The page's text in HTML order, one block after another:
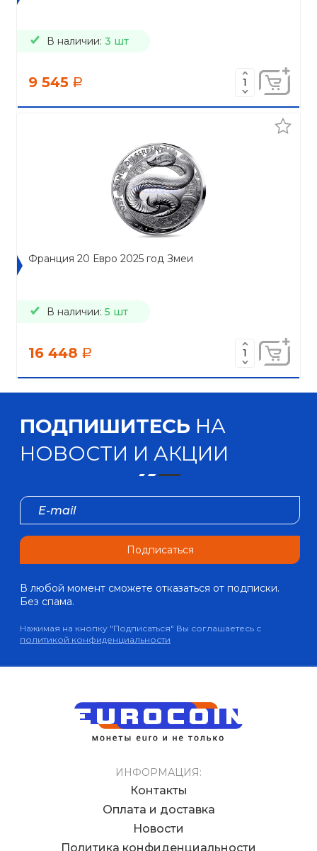
В наличии: 3 шт
9 545 a
Франция 20 Евро 2025 год Змеи
В наличии: 5 шт
16 448 a
ПОДПИШИТЕСЬ НА
НОВОСТИ И АКЦИИ
Подписаться
В любой момент сможете отказаться от подписки.
Без спама.
Нажимая на кнопку "Подписаться" Вы соглашаетесь с
политикой конфиденциальности
ИНФОРМАЦИЯ:
Контакты
Оплата и доставка
Новости
Политика конфиденциальности